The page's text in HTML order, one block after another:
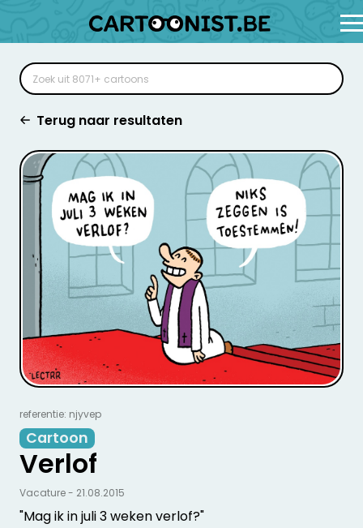
Terug naar resultaten
referentie: njyvep
Cartoon
Verlof
"Mag ik in juli 3 weken verlof?"
Vacature - 21.08.2015